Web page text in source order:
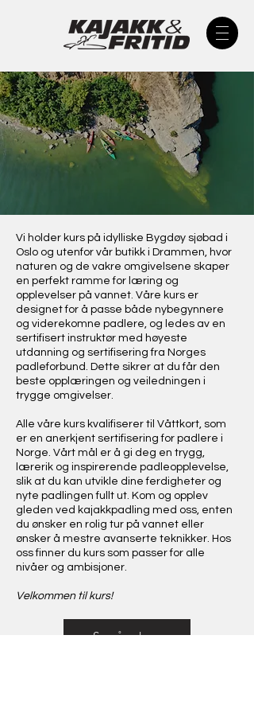
Vi holder kurs på idylliske Bygdøy sjøbad i
Oslo og utenfor vår butikk i Drammen, hvor
naturen og de vakre omgivelsene skaper
en perfekt ramme for læring og
opplevelser på vannet. Våre kurs er
designet for å passe både nybegynnere
og viderekomne padlere, og ledes av en
sertifisert instruktør med høyeste
utdanning og sertifisering fra Norges
padleforbund. Dette sikrer at du får den
beste opplæringen og veiledningen i
trygge omgivelser.
Alle våre kurs kvalifiserer til Våttkort, som
er en anerkjent sertifisering for padlere i
Norge. Vårt mål er å gi deg en trygg,
lærerik og inspirerende padleopplevelse,
slik at du kan utvikle dine ferdigheter og
nyte padlingen fullt ut. Kom og opplev
gleden ved kajakkpadling med oss, enten
du ønsker en rolig tur på vannet eller
ønsker å mestre avanserte teknikker. Hos
oss finner du kurs som passer for alle
nivåer og ambisjoner.
Velkommen til kurs!
Se våre kurs